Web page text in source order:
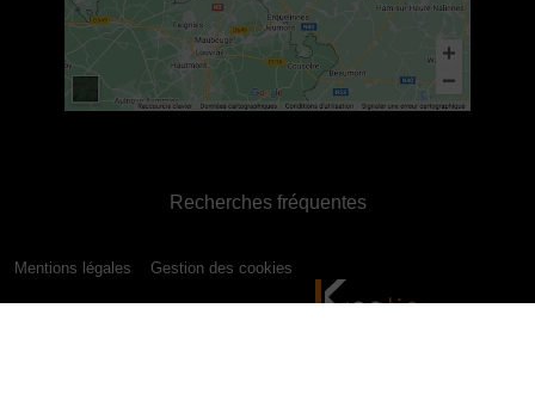
Recherches fréquentes
Mentions légales Gestion des cookies